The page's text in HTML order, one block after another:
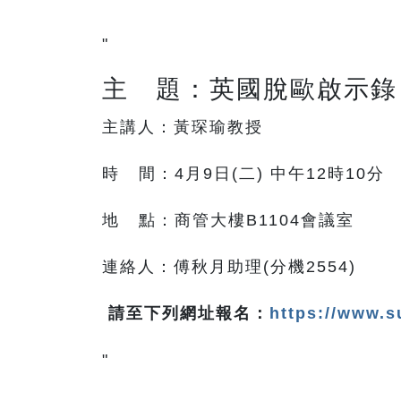
"
主 題：英國脫歐啟示錄
主講人：黃琛瑜教授
時 間：4月9日(二) 中午12時10分
地 點：商管大樓B1104會議室
連絡人：傅秋月助理(分機2554)
請至下列網址報名： https://
"